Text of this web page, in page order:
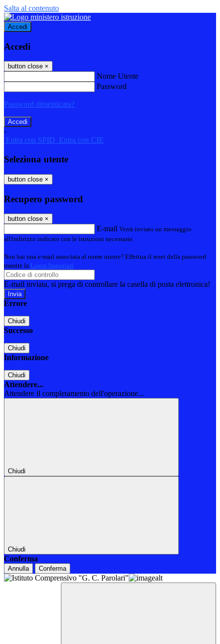
Salta al contenuto
Accedi
Accedi
button close ×
Nome Utente
Password
Password dimenticata?
-
Entra con SPID Entra con CIE
Seleziona utente
button close ×
Recupero password
button close ×
E-mail Verrà inviato un messaggio
all'indirizzo indicato con le istruzioni necessarie.
Non hai una e-mail associata al nome utente? Effettua il reset della password
tramite la Login Spaggiari
E-mail inviata, si prega di controllare la casella di posta elettronica!
Errore
Chiudi
Successo
Chiudi
Informazione
Chiudi
Attendere...
Attendere il completamento dell'operazione...
Chiudi
Chiudi
Conferma
Annulla Conferma